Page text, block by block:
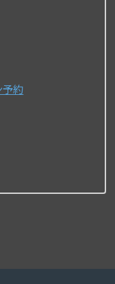
予約